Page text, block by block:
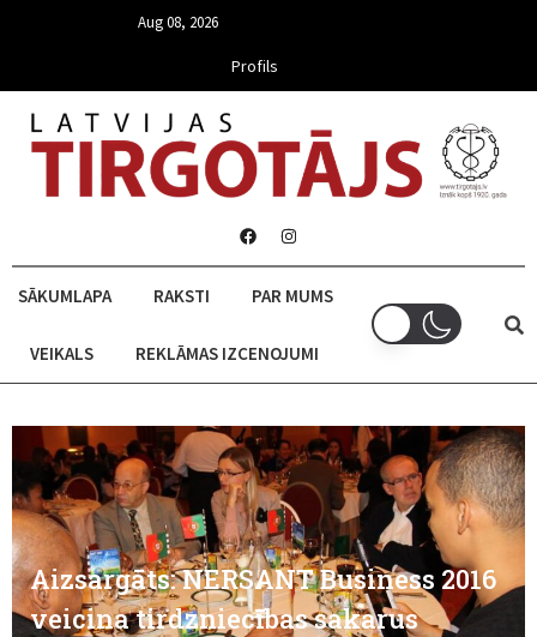
Aug 08, 2026
Profils
SĀKUMLAPA RAKSTI PAR MUMS
VEIKALS REKLĀMAS IZCENOJUMI
Aizsargāts: NERSANT Business 2016
veicina tirdzniecības sakarus